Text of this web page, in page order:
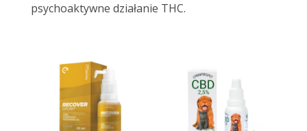
psychoaktywne działanie THC.